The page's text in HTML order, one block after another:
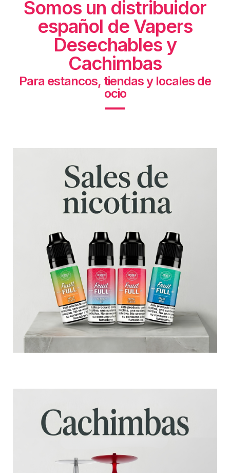
Somos un distribuidor
español de Vapers
Desechables y
Cachimbas
Para estancos, tiendas y locales de
ocio